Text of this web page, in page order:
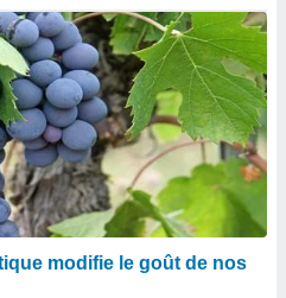
modifie le goût de nos